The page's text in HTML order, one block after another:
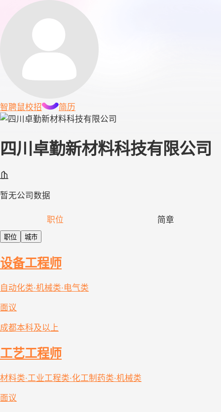
智聘鼠校招 简历
四川卓勤新材料科技有限公司
暂无公司数据
职位 简章
职位 城市
设备工程师
自动化类·机械类·电气类
面议
成都本科及以上
工艺工程师
材料类·工业工程类·化工制药类·机械类
面议